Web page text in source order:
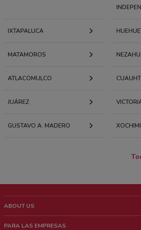
IXTAPALUCA
MATAMOROS
ATLACOMULCO
JUÁREZ
GUSTAVO A. MADERO
ABOUT US
PARA LAS EMPRESAS